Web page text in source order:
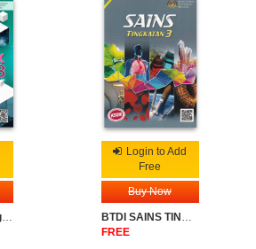
MATEMATIK Tingkatan 3 V2
Login to Add
Free
Buy Now
BTDI SAINS TINGKATAN 3XX
FREE